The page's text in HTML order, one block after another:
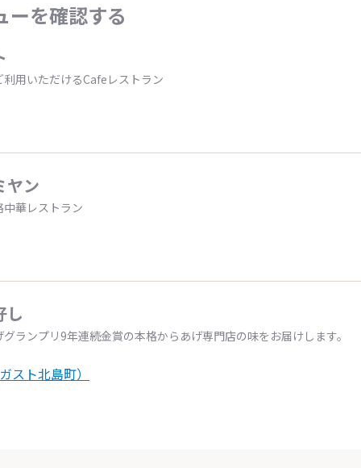
ーを確認する
利用いただけるCafeレストラン
ヤン
中華レストラン
し
グランプリ9年連続金賞の本格からあげ専門店の味をお届けします。
スト北島町）